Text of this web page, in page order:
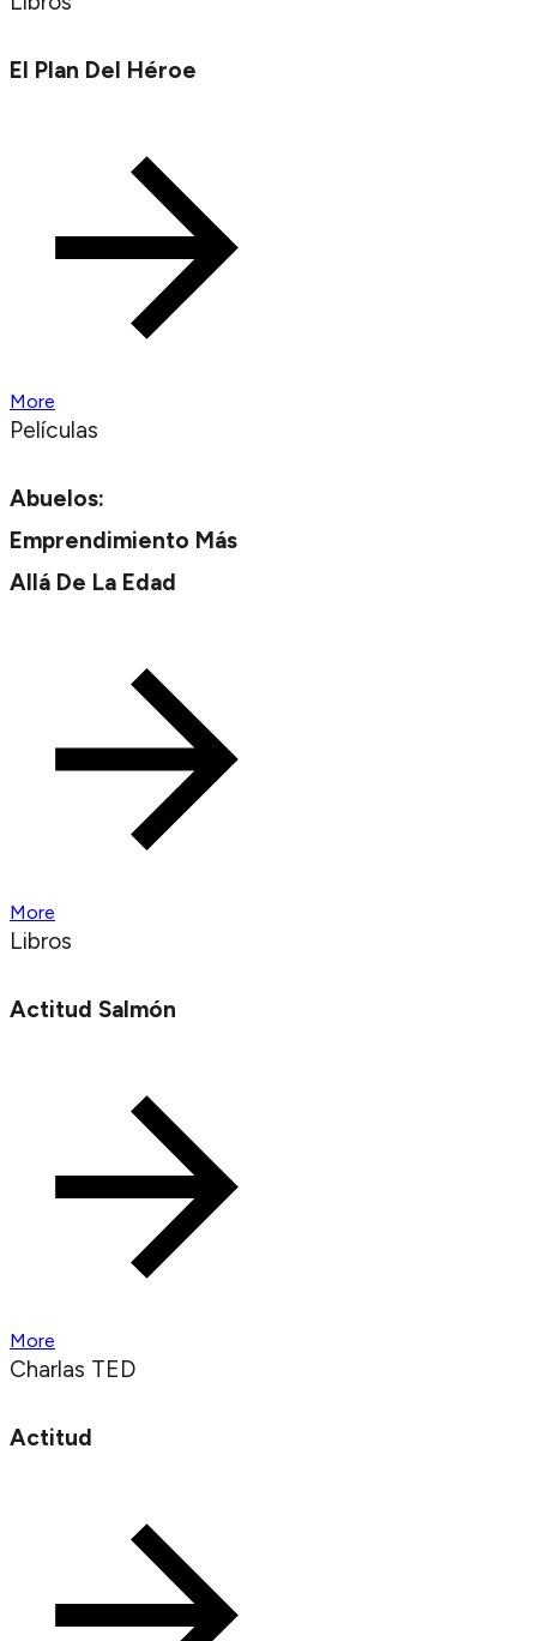
El Plan Del Héroe
More
Películas
Abuelos:
Emprendimiento Más
Allá De La Edad
More
Libros
Actitud Salmón
More
Charlas TED
Actitud